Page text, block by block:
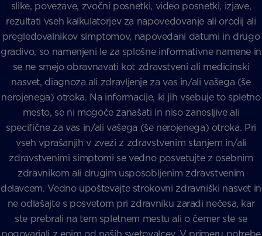
slike, povezave, zvočni posnetki, video posnetki, izjave,
rezultati vseh kalkulatorjev za napovedovanje ali orodij ali
pregledovalnikov simptomov, napovedani datumi in drugo
gradivo, so namenjeni le za splošne informativne namene in
se ne smejo obravnavati kot zdravstveni ali medicinski
nasvet, diagnoza ali zdravljenje za vas in/ali vašega (še
nerojenega) otroka. Na informacije, ki jih vsebuje to spletno
mesto, se ni mogoče zanašati in niso zanesljive ali
specifične za vas in/ali vašega (še nerojenega) otroka. Pri
vseh vprašanjih v zvezi z zdravstvenim stanjem in/ali
zdravstvenimi simptomi se vedno posvetujte z osebnim
zdravnikom ali drugim usposobljenim zdravstvenim
delavcem. Vedno upoštevajte strokovni zdravniški nasvet in
ne odlašajte s posvetom pri zdravniku zaradi nečesa, kar
ste prebrali na tem spletnem mestu ali o čemer ste se